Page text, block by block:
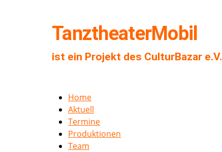
TanztheaterMobil
ist ein Projekt des CulturBazar e.V.
Home
Aktuell
Termine
Produktionen
Team